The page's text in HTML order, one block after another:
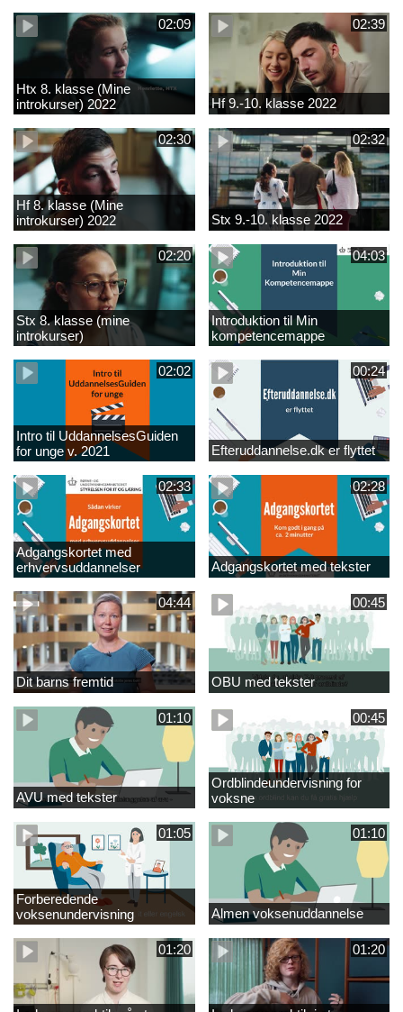
02:09
Htx 8. klasse (Mine
introkurser) 2022
02:39
Hf 9.-10. klasse 2022
02:30
Hf 8. klasse (Mine
introkurser) 2022
02:32
Stx 9.-10. klasse 2022
02:20
Stx 8. klasse (mine
introkurser)
04:03
Introduktion til Min
kompetencemappe
02:02
Intro til UddannelsesGuiden
for unge v. 2021
00:24
Efteruddannelse.dk er flyttet
02:33
Adgangskortet med
erhvervsuddannelser
02:28
Adgangskortet med tekster
04:44
Dit barns fremtid
00:45
OBU med tekster
01:10
AVU med tekster
00:45
Ordblindeundervisning for
voksne
01:05
Forberedende
voksenundervisning
01:10
Almen voksenuddannelse
01:20 01:20